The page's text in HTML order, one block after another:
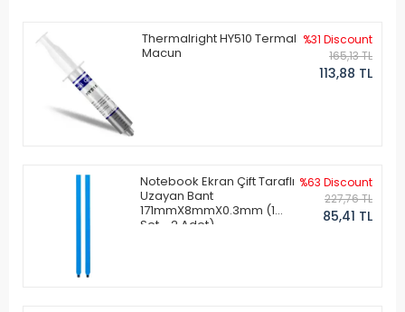
Thermalright HY510 Termal
Macun
%31 Discount
165,13 TL
113,88 TL
Notebook Ekran Çift Taraflı
Uzayan Bant
171mmX8mmX0.3mm (1
Set - 2 Adet)
%63 Discount
227,76 TL
85,41 TL